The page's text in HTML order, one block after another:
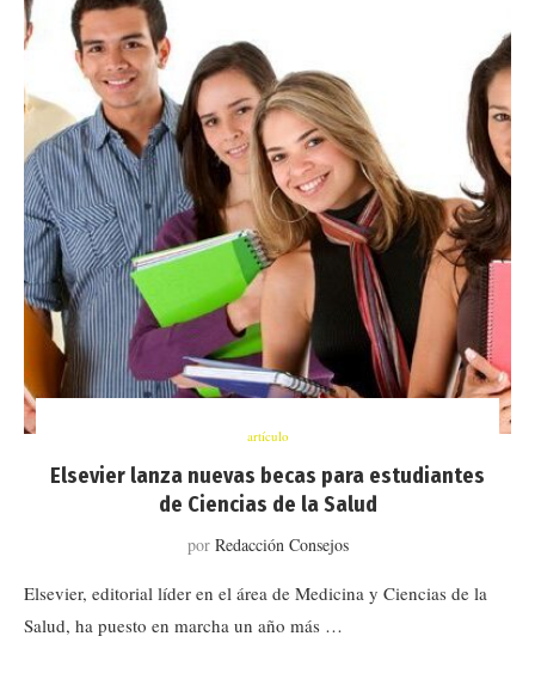
artículo
Elsevier lanza nuevas becas para estudiantes
de Ciencias de la Salud
por Redacción Consejos
Elsevier, editorial líder en el área de Medicina y Ciencias de la
Salud, ha puesto en marcha un año más …